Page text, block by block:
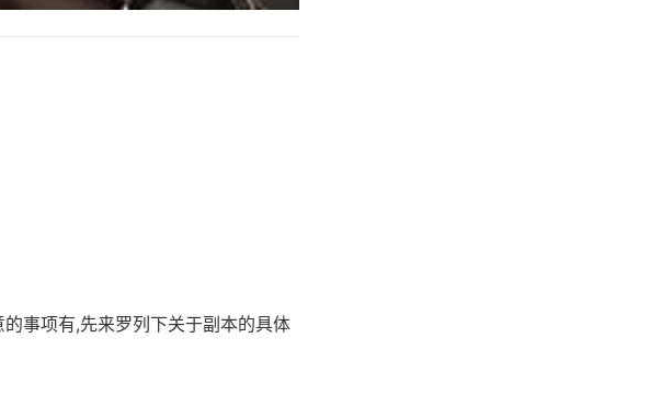
事项有,先来罗列下关于副本的具体